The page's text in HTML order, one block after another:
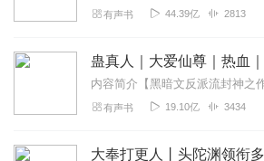
非常好的一本书，主播讲的也很好，
陷，为啥没人听呀
1862722nahc
有声书 44.39亿 2813
有声书 19.10亿 3434